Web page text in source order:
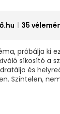
35
próbálja ki
síkosító a
és
Színtelen,